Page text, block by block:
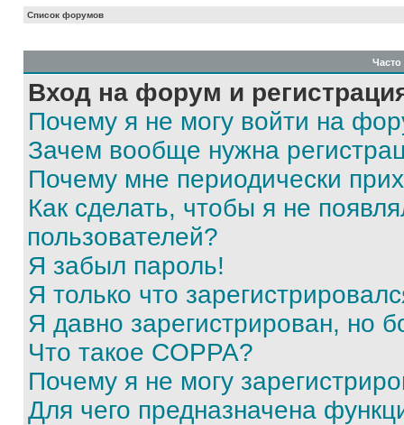
Список форумов
Вход на форум и
Почему я не могу войти на
Зачем вообще нужна
Почему мне периодически
Как сделать, чтобы я не
пользователей?
Я забыл пароль!
Я только что
Я давно зарегистрирован, но
Что такое COPPA?
Почему я не могу
Для чего предназначена